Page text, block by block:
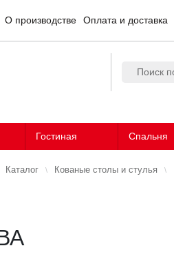
О производстве Оплата и доставка
Гостиная Спальня
Каталог Кованые столы и стулья